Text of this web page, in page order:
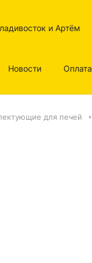
и Артём
Новости Оплата
для печей